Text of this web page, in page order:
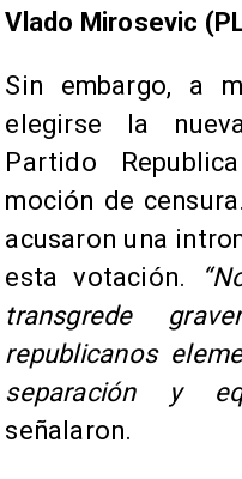
Vlado Mirosevic
Sin embargo, a
elegirse la
Partido
moción de
acusaron una
esta votación.
transgrede
republicanos
separación y
señalaron.